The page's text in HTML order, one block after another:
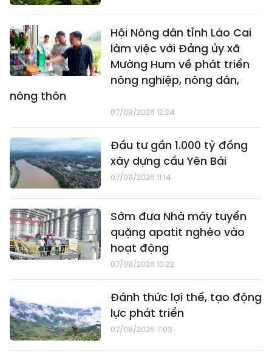
Hội Nông dân tỉnh Lào Cai
làm việc với Đảng ủy xã
Mường Hum về phát triển
nông nghiệp, nông dân,
nông thôn
07/08/2026 12:24
Đầu tư gần 1.000 tỷ đồng
xây dựng cầu Yên Bái
07/08/2026 11:14
Sớm đưa Nhà máy tuyển
quặng apatit nghèo vào
hoạt động
07/08/2026 10:22
Đánh thức lợi thế, tạo động
lực phát triển
07/08/2026 7:03